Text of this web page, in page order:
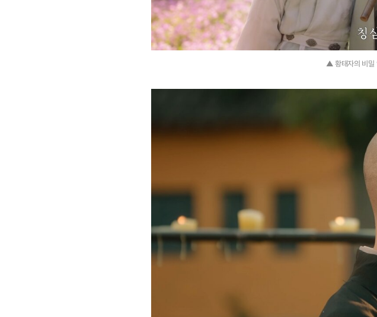
▲ 황태자의 비밀